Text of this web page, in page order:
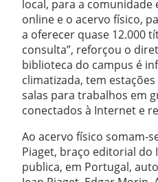
local, para a comunidade
online e o acervo físico,
a oferecer quase 12.000
consulta”, reforçou o
biblioteca do campus é
climatizada, tem
salas para trabalhos em
conectados à Internet e
Ao acervo físico somam-
Piaget, braço editorial do
publica, em Portugal,